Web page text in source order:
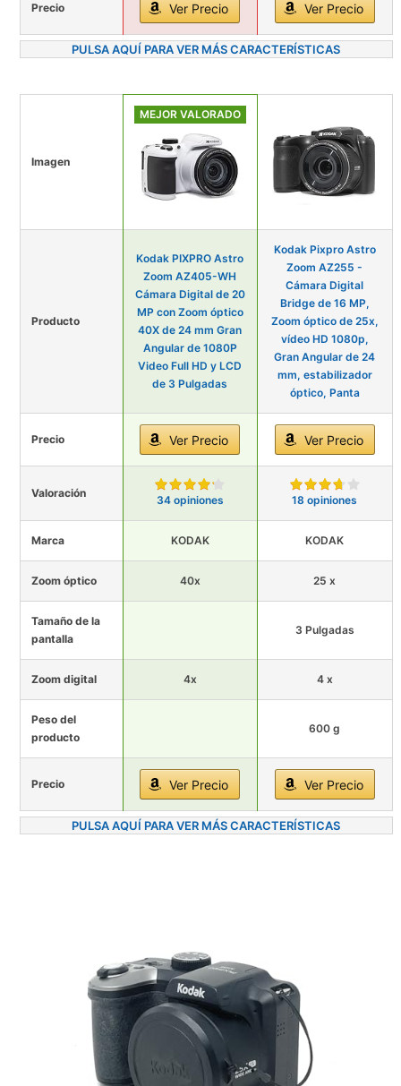
Precio Ver Precio Ver Precio
PULSA AQUÍ PARA VER MÁS CARACTERÍSTICAS
Imagen
MEJOR VALORADO
Producto
Kodak PIXPRO Astro
Zoom AZ405-WH
Cámara Digital de 20
MP con Zoom óptico
40X de 24 mm Gran
Angular de 1080P
Video Full HD y LCD
de 3 Pulgadas
Kodak Pixpro Astro
Zoom AZ255 -
Cámara Digital
Bridge de 16 MP,
Zoom óptico de 25x,
vídeo HD 1080p,
Gran Angular de 24
mm, estabilizador
óptico, Panta
Precio Ver Precio Ver Precio
Valoración
34 opiniones 18 opiniones
Marca KODAK KODAK
Zoom óptico 40x 25 x
Tamaño de la
pantalla
3 Pulgadas
Zoom digital 4x 4 x
Peso del
producto
600 g
Precio Ver Precio Ver Precio
PULSA AQUÍ PARA VER MÁS CARACTERÍSTICAS